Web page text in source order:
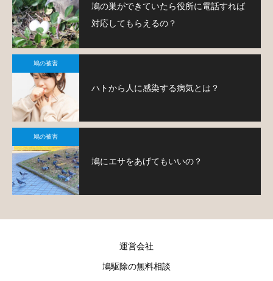
鳩の巣ができていたら役所に電話すれば
対応してもらえるの？
鳩の被害
ハトから人に感染する病気とは？
鳩の被害
鳩にエサをあげてもいいの？
運営会社
鳩駆除の無料相談